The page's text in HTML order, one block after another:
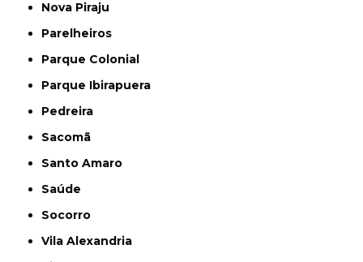
Nova Piraju
Parelheiros
Parque Colonial
Parque Ibirapuera
Pedreira
Sacomã
Santo Amaro
Saúde
Socorro
Vila Alexandria